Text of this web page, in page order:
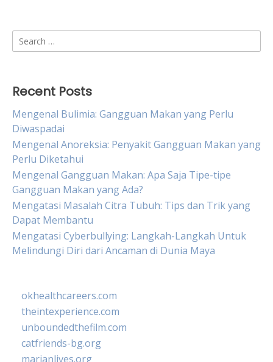
Search
for:
Recent Posts
Mengenal Bulimia: Gangguan Makan yang Perlu
Diwaspadai
Mengenal Anoreksia: Penyakit Gangguan Makan yang
Perlu Diketahui
Mengenal Gangguan Makan: Apa Saja Tipe-tipe
Gangguan Makan yang Ada?
Mengatasi Masalah Citra Tubuh: Tips dan Trik yang
Dapat Membantu
Mengatasi Cyberbullying: Langkah-Langkah Untuk
Melindungi Diri dari Ancaman di Dunia Maya
okhealthcareers.com
theintexperience.com
unboundedthefilm.com
catfriends-bg.org
marianlives.org